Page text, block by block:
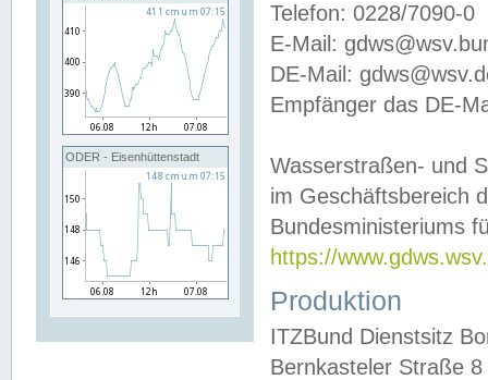
ODER - Eisenhüttenstadt
Telefon: 0228/7090-0
E-Mail:
DE-Mail:
Empfänger das DE-
Wasserstraßen- und
im Geschäftsbereich
Bundesministeriums
https://
Produktion
ITZBund Dienstsitz
Bernkasteler Straße 8